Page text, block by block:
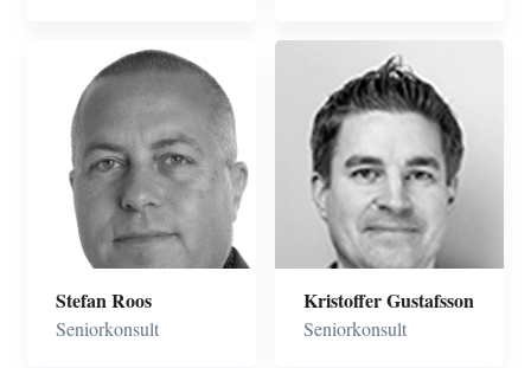
Certifierad
verksamhetsarkitekt
Projekt- och
programledare
Operativ och
affärsmässig
Stefan Roos
Seniorkonsult
Kristoffer Gustafsson
Seniorkonsult